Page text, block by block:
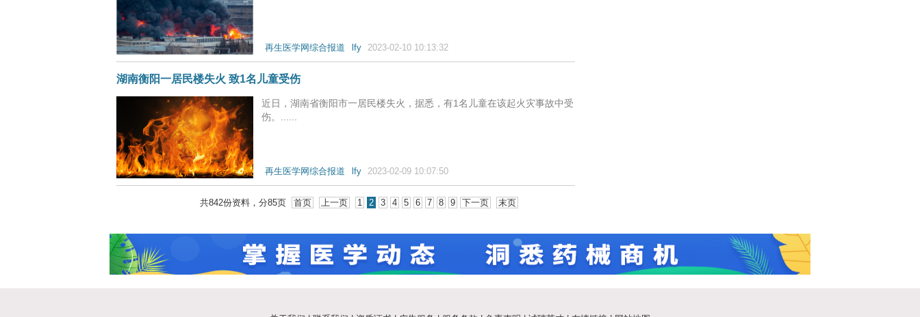
再生医学网综合报道 lfy 2023-02-10 10:13:32
湖南衡阳一居民楼失火 致1名儿童受伤
近日，湖南省衡阳市一居民楼失火，据悉，有1名儿童在该起火灾事故中受
伤。......
再生医学网综合报道 lfy 2023-02-09 10:07:50
共842份资料，分85页 首页 上一页 1 2 3 4 5 6 7 8 9 下一页 末页